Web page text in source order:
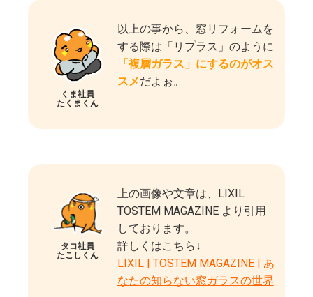
くま社員
たくまくん
以上の事から、窓リフォームを
する際は「リプラス」のように
「複層ガラス」にするのがオス
スメだよぉ。
タコ社員
たこしくん
上の画像や文章は、LIXIL
TOSTEM MAGAZINE より引用
しております。
詳しくはこちら↓
LIXIL | TOSTEM MAGAZINE | あ
なたの知らない窓ガラスの世界